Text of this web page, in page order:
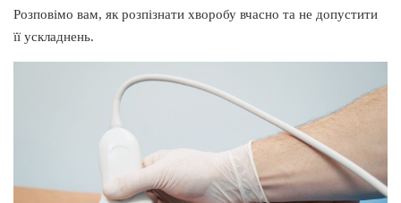
Розповімо вам, як розпізнати хворобу вчасно та не допустити
її ускладнень.